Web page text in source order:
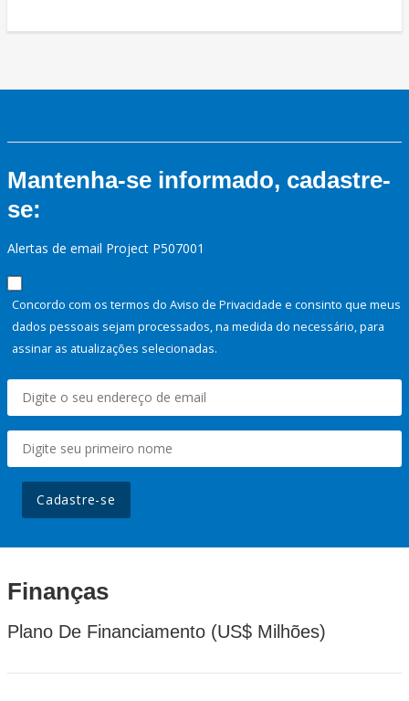
Mantenha-se informado, cadastre-
se:
Alertas de email Project P507001
Concordo com os termos do Aviso de Privacidade e consinto que meus
dados pessoais sejam processados, na medida do necessário, para
assinar as atualizações selecionadas.
Cadastre-se
Finanças
Plano De Financiamento (US$ Milhões)